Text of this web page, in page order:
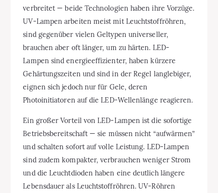
verbreitet — beide Technologien haben ihre Vorzüge.
UV-Lampen arbeiten meist mit Leuchtstoffröhren,
sind gegenüber vielen Geltypen universeller,
brauchen aber oft länger, um zu härten. LED-
Lampen sind energieeffizienter, haben kürzere
Gehärtungszeiten und sind in der Regel langlebiger,
eignen sich jedoch nur für Gele, deren
Photoinitiatoren auf die LED-Wellenlänge reagieren.
Ein großer Vorteil von LED-Lampen ist die sofortige
Betriebsbereitschaft — sie müssen nicht “aufwärmen”
und schalten sofort auf volle Leistung. LED-Lampen
sind zudem kompakter, verbrauchen weniger Strom
und die Leuchtdioden haben eine deutlich längere
Lebensdauer als Leuchtstoffröhren. UV-Röhren